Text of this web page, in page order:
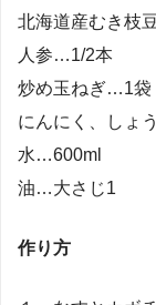
北海道産むき枝
人参…1/2本
炒め玉ねぎ…1袋
にんにく、しょ
水…600ml
油…大さじ1
作り方